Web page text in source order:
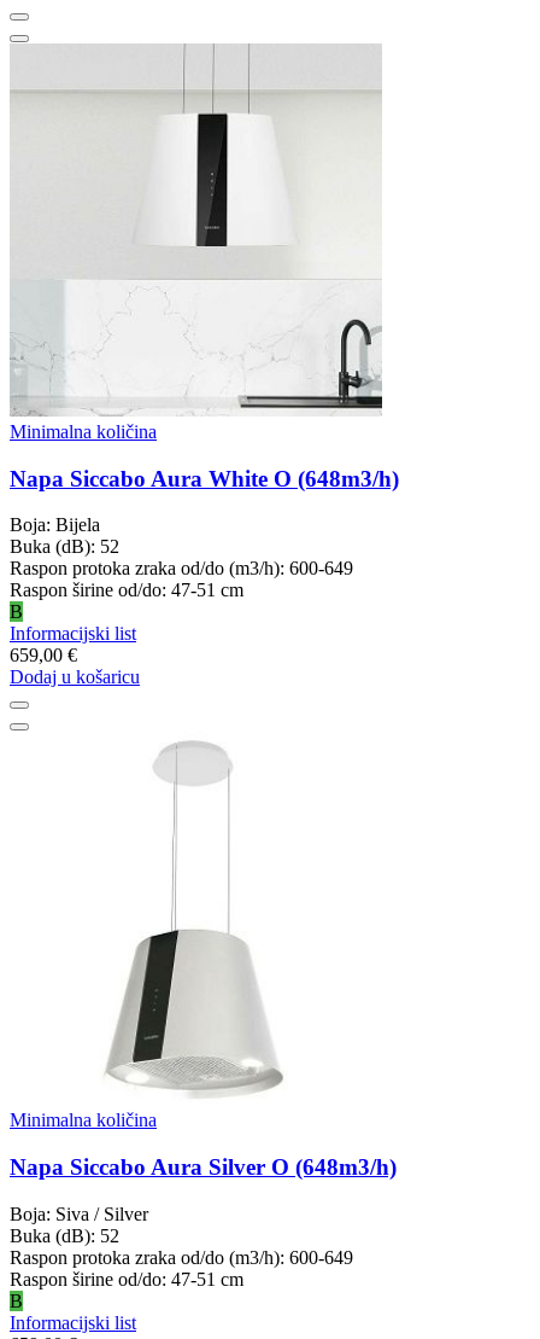
Minimalna količina
Napa Siccabo Aura White O (648m3/h)
Boja: Bijela
Buka (dB): 52
Raspon protoka zraka od/do (m3/h): 600-649
Raspon širine od/do: 47-51 cm
B
Informacijski list
659,00 €
Dodaj u košaricu
Minimalna količina
Napa Siccabo Aura Silver O (648m3/h)
Boja: Siva / Silver
Buka (dB): 52
Raspon protoka zraka od/do (m3/h): 600-649
Raspon širine od/do: 47-51 cm
B
Informacijski list